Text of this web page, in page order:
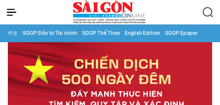
中文 SGGP Đầu tư Tài chính SGGP Thể Thao English Edition SGGP Epaper